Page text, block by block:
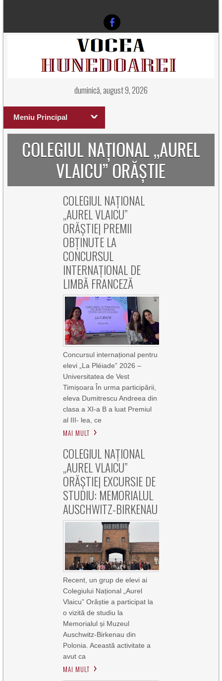
duminică, august 9, 2026
Meniu Principal
COLEGIUL NAȚIONAL „AUREL
VLAICU” ORĂȘTIE
COLEGIUL NAȚIONAL
„AUREL VLAICU”
ORĂȘTIE| PREMII
OBȚINUTE LA
CONCURSUL
INTERNAȚIONAL DE
LIMBĂ FRANCEZĂ
Concursul internațional pentru
elevi „La Pléiade” 2026 –
Universitatea de Vest
Timișoara În urma participării,
eleva Dumitrescu Andreea din
clasa a XI-a B a luat Premiul
al III- lea, ce
MAI MULT
COLEGIUL NAȚIONAL
„AUREL VLAICU”
ORĂȘTIE| EXCURSIE DE
STUDIU: MEMORIALUL
AUSCHWITZ-BIRKENAU
Recent, un grup de elevi ai
Colegiului Național „Aurel
Vlaicu” Orăștie a participat la
o vizită de studiu la
Memorialul și Muzeul
Auschwitz-Birkenau din
Polonia. Această activitate a
avut ca
MAI MULT